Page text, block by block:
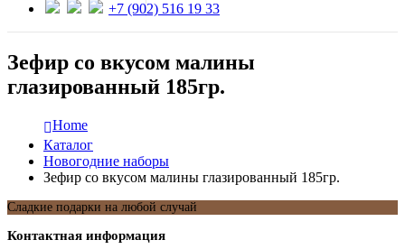
+7 (902) 516 19 33
Зефир со вкусом малины
глазированный 185гр.
Home
Каталог
Новогодние наборы
Зефир со вкусом малины глазированный 185гр.
Сладкие подарки на любой случай
Контактная информация